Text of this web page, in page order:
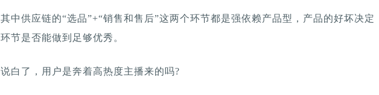
其中供应链的“选品”+“销售和售后”这两个环节都是强依赖产品型，产品的好坏决定
环节是否能做到足够优秀。
说白了，用户是奔着高热度主播来的吗?